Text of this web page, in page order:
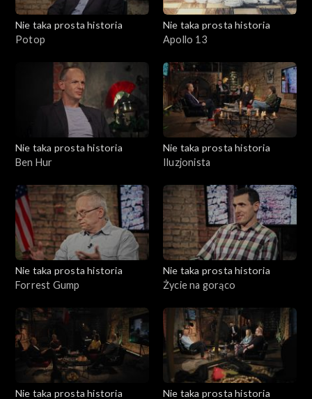
Nie taka prosta historia
Potop
Nie taka prosta historia
Apollo 13
Nie taka prosta historia
Ben Hur
Nie taka prosta historia
Iluzjonista
Nie taka prosta historia
Forrest Gump
Nie taka prosta historia
Życie na gorąco
Nie taka prosta historia
Nie taka prosta historia